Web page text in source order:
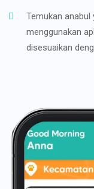
Temukan anabul
menggunakan
disesuaikan